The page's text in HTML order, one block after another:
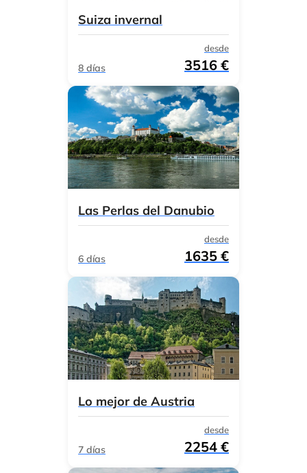
Suiza invernal
8 días
desde
3516 €
Las Perlas del Danubio
6 días
desde
1635 €
Lo mejor de Austria
7 días
desde
2254 €